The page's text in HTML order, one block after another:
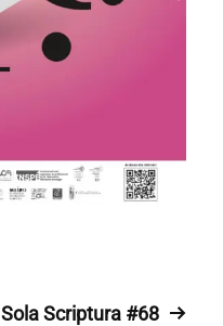
Sola Scriptura #68